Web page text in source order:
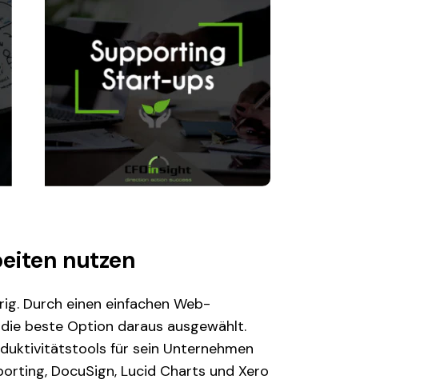
nutzen
Durch einen einfachen Web-
beste Option daraus ausgewählt.
für sein Unternehmen
DocuSign, Lucid Charts und Xero